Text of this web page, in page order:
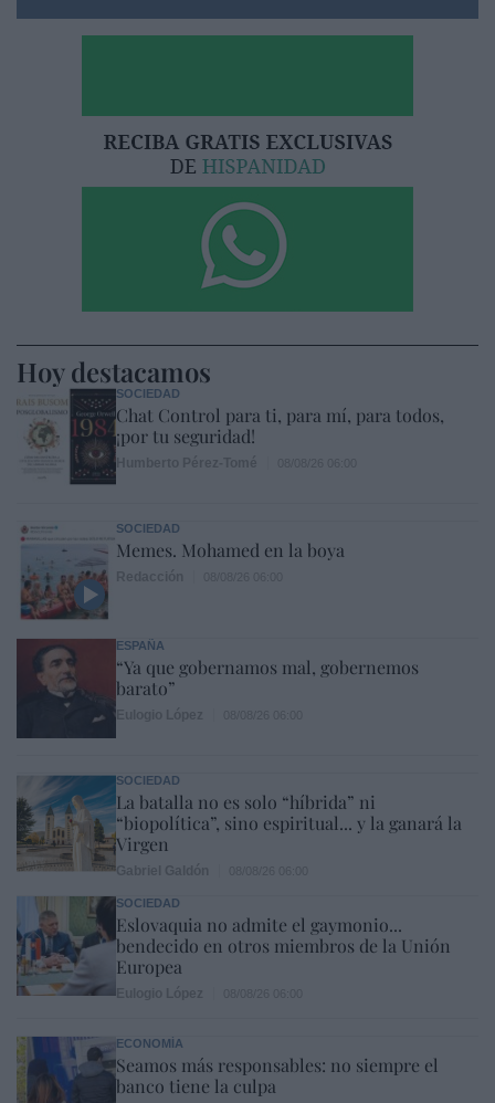
Hoy destacamos
SOCIEDAD
Chat Control para ti, para mí, para todos,
¡por tu seguridad!
SOCIEDAD
Memes. Mohamed en la boya
ESPAÑA
“Ya que gobernamos mal, gobernemos
barato”
SOCIEDAD
La batalla no es solo “híbrida” ni
“biopolítica”, sino espiritual... y la ganará la
Virgen
SOCIEDAD
Eslovaquia no admite el gaymonio...
bendecido en otros miembros de la Unión
Europea
ECONOMÍA
Seamos más responsables: no siempre el
banco tiene la culpa